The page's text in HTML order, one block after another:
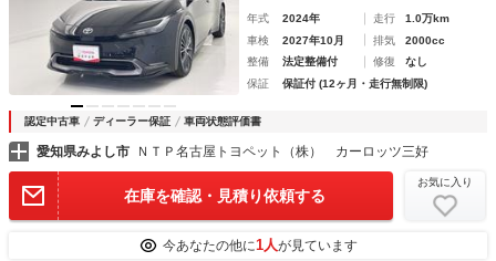
年式 2024年 走行
1.0万km
車検
2027年10月 排気
2000cc
整備
法定整備付 修復
なし
保証
保証付 (12ヶ月・走行無制限)
認定中古車 ディーラー保証 車両状態評価書
愛知県みよし市 ＮＴＰ名古屋トヨペット（株） カーロッツ三好
在庫を確認・見積り依頼する
お気に入り
今あなたの他に1人が見ています